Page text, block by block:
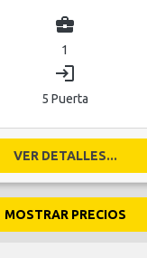
business_center
1
login
5 Puerta
VER DETALLES...
MOSTRAR PRECIOS